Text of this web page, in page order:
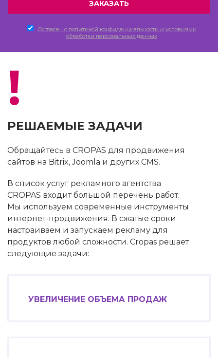
Согласен c политикой конфиденциальности и условиями
обработки персональных данных
!
РЕШАЕМЫЕ ЗАДАЧИ
Обращайтесь в CROPAS для продвижения
сайтов на Bitrix, Joomla и других CMS.
В список услуг рекламного агентства
CROPAS входит большой перечень работ.
Мы используем современные инструменты
интернет-продвижения. В сжатые сроки
настраиваем и запускаем рекламу для
продуктов любой сложности. Cropas решает
следующие задачи:
УВЕЛИЧЕНИЕ ОБЪЕМА ПРОДАЖ